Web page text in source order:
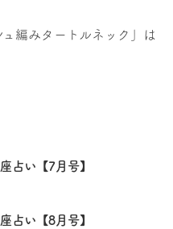
編みタートルネック」は
占い【7月号】
占い【8月号】